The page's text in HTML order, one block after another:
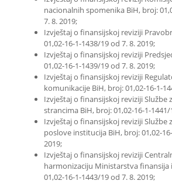
nacionalnih spomenika BiH, broj:
7. 8. 2019;
Izvještaj o finansijskoj reviziji
01,02-16-1-1438/19 od 7. 8. 2019;
Izvještaj o finansijskoj reviziji
01,02-16-1-1439/19 od 7. 8. 2019;
Izvještaj o finansijskoj reviziji
komunikacije BiH, broj: 01,02-16-1-
Izvještaj o finansijskoj reviziji Službe
strancima BiH, broj: 01,02-16-1-1441/
Izvještaj o finansijskoj reviziji Službe
poslove institucija BiH, broj: 01,02-
2019;
Izvještaj o finansijskoj reviziji
harmonizaciju Ministarstva finansija
01,02-16-1-1443/19 od 7. 8. 2019;